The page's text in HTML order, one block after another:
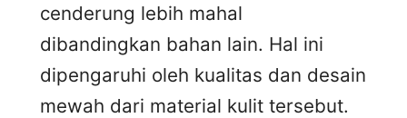
cenderung lebih mahal
dibandingkan bahan lain. Hal ini
dipengaruhi oleh kualitas dan desain
mewah dari material kulit tersebut.